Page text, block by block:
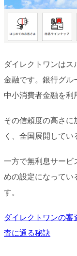
ダイレクトワンは
金融です。銀行グル
中小消費者金融を利
その信頼度の高さに
く、全国展開してい
一方で無利息サービ
めの設定になってい
す。
ダイレクトワンの審
査に通る秘訣